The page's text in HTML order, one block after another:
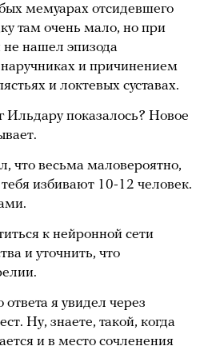
мемуарах отсидевшего
там очень мало, но при
нашел эпизода
и причинением
и локтевых суставах.
Ильдару показалось? Новое
что весьма маловероятно,
избивают 10-12 человек.
к нейронной сети
и уточнить, что
я увидел через
Ну, знаете, такой, когда
и в место сочленения